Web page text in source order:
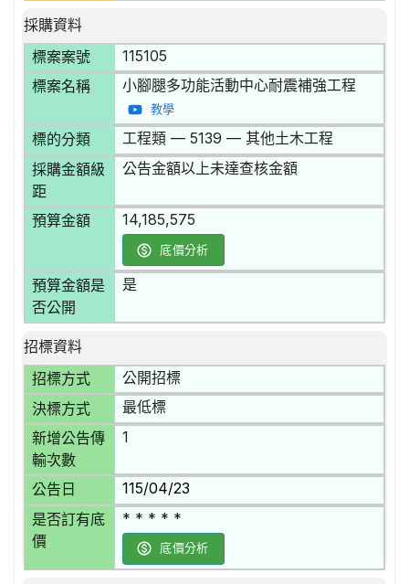
採購資料
標案案號
115105
標案名稱 小腳腿多功能活動中心耐震補強工程
教學
標的分類 工程類 — 5139 — 其他土木工程
採購金額級
距
公告金額以上未達查核金額
預算金額 14,185,575
底價分析
預算金額是
否公開
是
招標資料
招標方式
公開招標
決標方式 最低標
新增公告傳
輸次數
1
公告日 115/04/23
是否訂有底
價
* * * * *
底價分析